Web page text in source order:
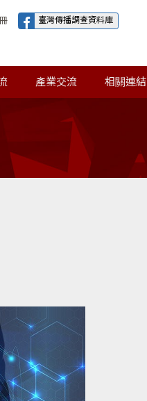
臺灣傳播調查資料庫
產業交流 相關連結